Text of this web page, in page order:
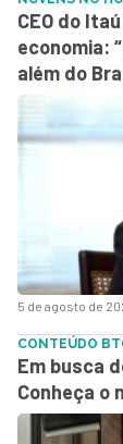
5 de agosto de
CEO do
economia:
além do
CONTEÚDO
Em busca
Conheça o